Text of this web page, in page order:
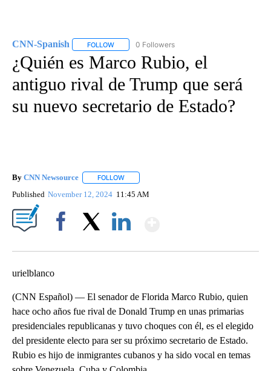
CNN-Spanish FOLLOW FOLLOW "CNN-SPANISH" TO RECEIVE
0 Followers
¿Quién es Marco Rubio, el
antiguo rival de Trump que será
su nuevo secretario de Estado?
By CNN Newsource FOLLOW
Published November 12, 2024 11:45 AM
urielblanco
(CNN Español) — El senador de Florida Marco Rubio, quien
hace ocho años fue rival de Donald Trump en unas primarias
presidenciales republicanas y tuvo choques con él, es el elegido
del presidente electo para ser su próximo secretario de Estado.
Rubio es hijo de inmigrantes cubanos y ha sido vocal en temas